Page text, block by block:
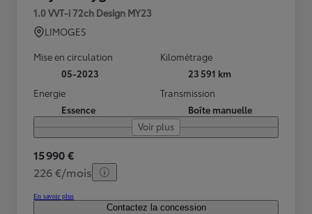
1.0 VVT-i 72ch Design MY23
LIMOGES
Mise en circulation
05-2023
Kilométrage
23 591 km
Energie
Essence
Transmission
Boîte manuelle
Voir plus
15 990 €
226 €/mois
En savoir plus
Contactez la concession